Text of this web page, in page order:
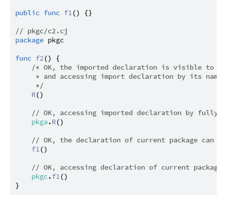
public func f1() {}
// pkgc/c2.cj
package pkgc
func f2() {
/* OK, the imported declaration is visible to
* and accessing import declaration by its name
     */
R()
// OK, accessing imported declaration by fully
pkga.R()
// OK, the declaration of current package can
f1()
// OK, accessing declaration of current
pkgc.f1()